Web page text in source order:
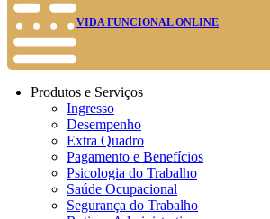
VIDA FUNCIONAL ONLINE
Produtos e Serviços
Ingresso
Desempenho
Extra Quadro
Pagamento e Benefícios
Psicologia do Trabalho
Saúde Ocupacional
Segurança do Trabalho